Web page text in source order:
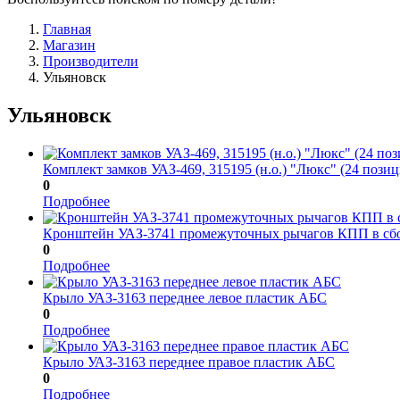
Главная
Магазин
Производители
Ульяновск
Ульяновск
Комплект замков УАЗ-469, 315195 (н.о.) "Люкс" (24
0
Подробнее
Кронштейн УАЗ-3741 промежуточных рычагов КПП в
0
Подробнее
Крыло УАЗ-3163 переднее левое пластик АБС
0
Подробнее
Крыло УАЗ-3163 переднее правое пластик АБС
0
Подробнее